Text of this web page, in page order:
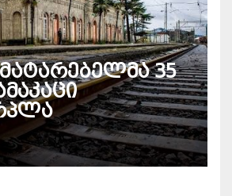
მატარებელმა 35